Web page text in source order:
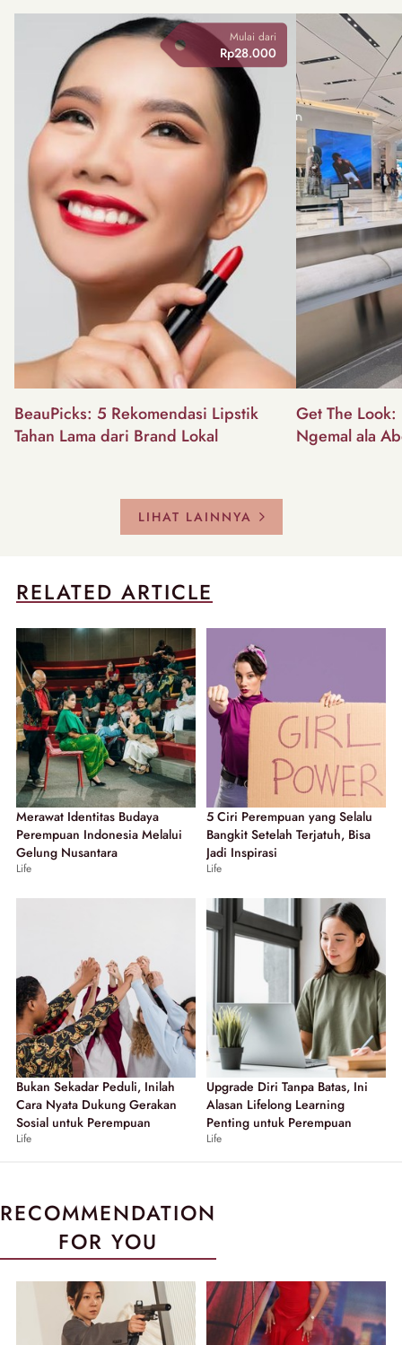
Mulai dari
Rp28.000
BeauPicks: 5 Rekomendasi Lipstik
Tahan Lama dari Brand Lokal
Get The
Ngemal ala
LIHAT LAINNYA
RELATED ARTICLE
Merawat Identitas Budaya
Perempuan Indonesia Melalui
Gelung Nusantara
Life
5 Ciri Perempuan yang Selalu
Bangkit Setelah Terjatuh, Bisa
Jadi Inspirasi
Life
Bukan Sekadar Peduli, Inilah
Cara Nyata Dukung Gerakan
Sosial untuk Perempuan
Life
Upgrade Diri Tanpa Batas, Ini
Alasan Lifelong Learning
Penting untuk Perempuan
Life
RECOMMENDATION
FOR YOU